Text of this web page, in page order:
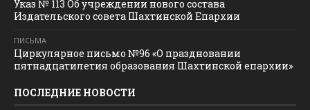
Указ № 113 Об учреждении нового состава
Издательского совета Шахтинской Епархии
ПИСЬМА
Циркулярное письмо №96 «О праздновании
пятнадцатилетия образования Шахтинской епархии»
ПОСЛЕДНИЕ НОВОСТИ